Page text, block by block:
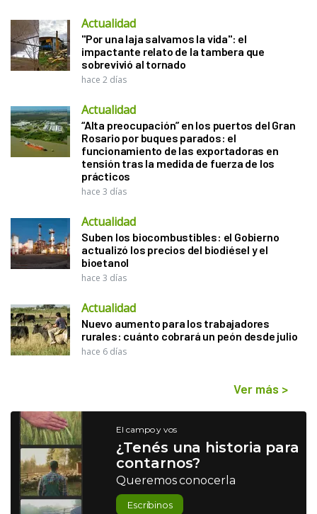
Actualidad
"Por una laja salvamos la vida": el
impactante relato de la tambera que
sobrevivió al tornado
hace 2 días
Actualidad
“Alta preocupación” en los puertos del Gran
Rosario por buques parados: el
funcionamiento de las exportadoras en
tensión tras la medida de fuerza de los
prácticos
hace 3 días
Actualidad
Suben los biocombustibles: el Gobierno
actualizó los precios del biodiésel y el
bioetanol
hace 3 días
Actualidad
Nuevo aumento para los trabajadores
rurales: cuánto cobrará un peón desde julio
hace 6 días
Ver más >
El campo y vos
¿Tenés una historia para
contarnos?
Queremos conocerla
Escribinos